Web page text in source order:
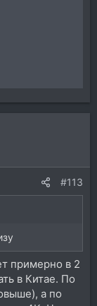
#113
примерно в 2
в Китае. По
а по